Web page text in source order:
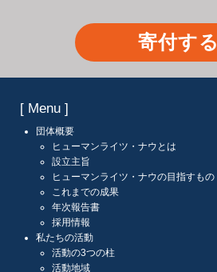
寄付する
[ Menu ]
団体概要
ヒューマンライツ・ナウとは
設立主旨
ヒューマンライツ・ナウの目指すもの
これまでの成果
年次報告書
採用情報
私たちの活動
活動の3つの柱
活動地域